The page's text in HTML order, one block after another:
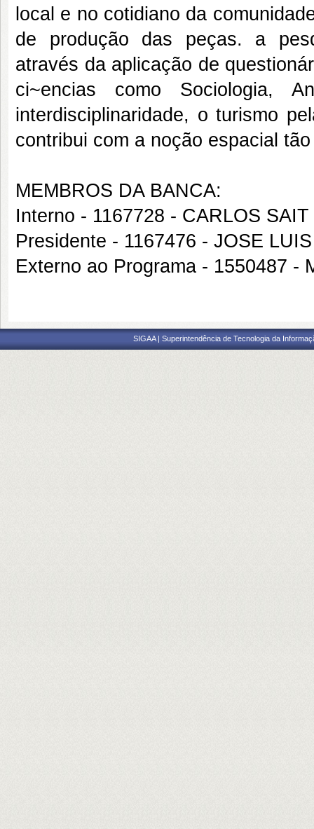
local e no cotidiano da
de produção das peças. a
através da aplicação de
ci~encias como Sociologia,
interdisciplinaridade, o turismo
contribui com a noção espacial
MEMBROS DA BANCA:
Interno - 1167728 - CARLOS
Presidente - 1167476 - JOSE
Externo ao Programa - 1550487 -
SIGAA | Superintendência de Tecnologia da